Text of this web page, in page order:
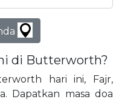
di Butterworth?
hari ini, Fajr,
Dapatkan masa doa